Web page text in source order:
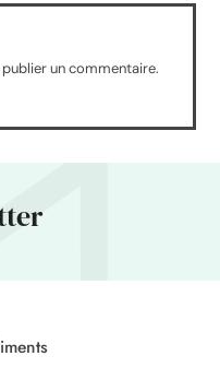
un commentaire.